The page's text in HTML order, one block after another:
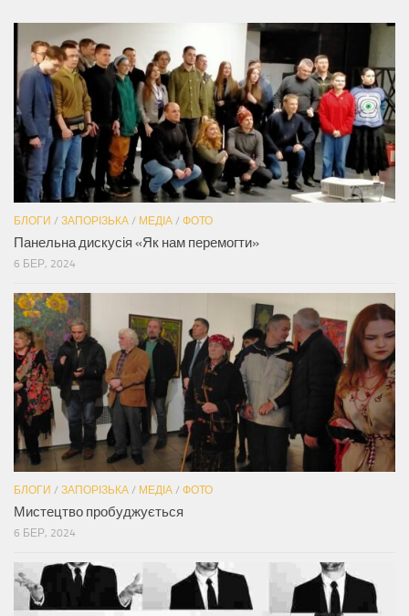
БЛОГИ / ЗАПОРІЗЬКА / МЕДІА / ФОТО
Панельна дискусія «Як нам перемогти»
6 БЕР, 2024
БЛОГИ / ЗАПОРІЗЬКА / МЕДІА / ФОТО
Мистецтво пробуджується
6 БЕР, 2024